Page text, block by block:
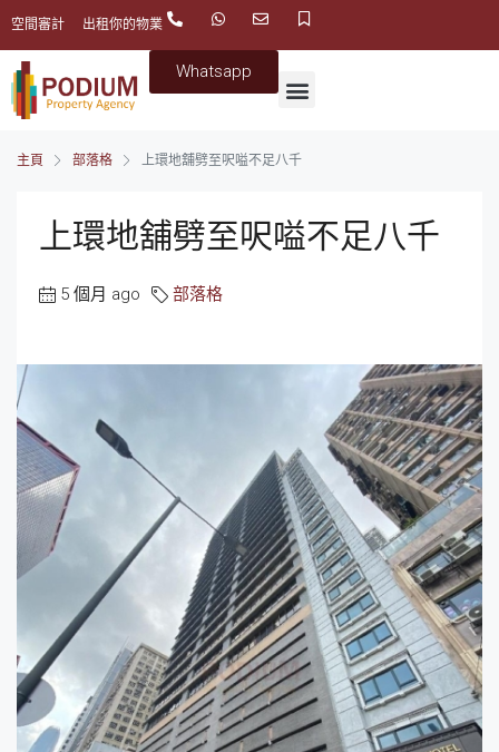
空間審計 出租你的物業
Whatsapp
主頁 部落格 上環地舖劈至呎嗌不足八千
上環地舖劈至呎嗌不足八千
5 個月 ago 部落格